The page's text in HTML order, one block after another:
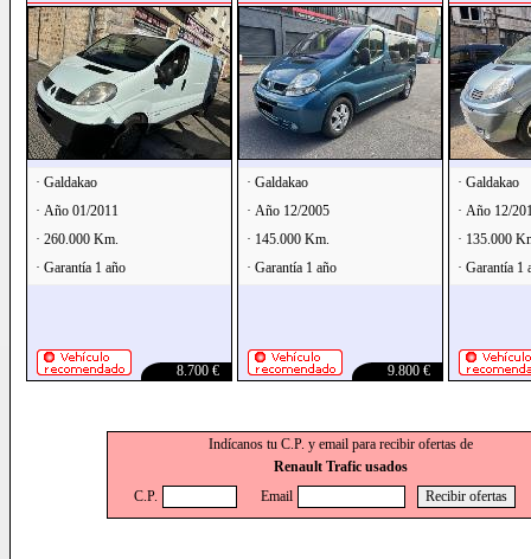
· Galdakao
· Año 01/2011
· 260.000 Km.
· Garantía 1 año
8.700 €
· Galdakao
· Año 12/2005
· 145.000 Km.
· Garantía 1 año
9.800 €
· Galdakao
· Año 12/
· 135.000
· Garantía 1
Indícanos tu C.P. y email para recibir ofertas de
Renault Trafic usados
C.P.
Email